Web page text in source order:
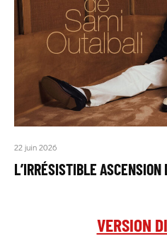
22 juin 2026
L’IRRÉSISTIBLE
VERSION